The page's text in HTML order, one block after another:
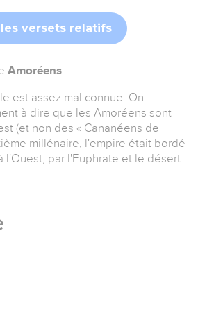
versets relatifs
Amoréens :
est assez mal connue. On
à dire que l es Amoréens sont
(et non des « Cananéens de
millénaire, l'empire était bordé
l'Ouest, par l'Euphrate et le désert